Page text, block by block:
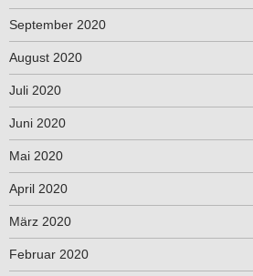
September 2020
August 2020
Juli 2020
Juni 2020
Mai 2020
April 2020
März 2020
Februar 2020